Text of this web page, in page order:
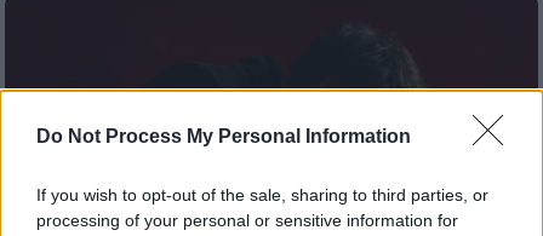
Do Not Process My Personal Information
If you wish to opt-out of the sale, sharing to third parties, or
processing of your personal or sensitive information for